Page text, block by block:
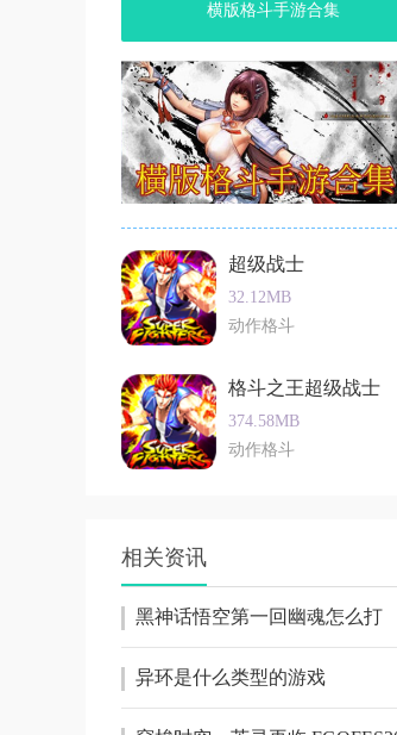
横版格斗手游合集
超级战士
32.12MB
动作格斗
格斗之王超级战士
374.58MB
动作格斗
相关资讯
黑神话悟空第一回幽魂怎么打
异环是什么类型的游戏